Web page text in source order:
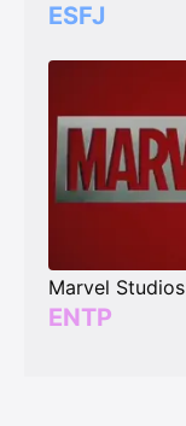
ESFJ
Marvel Studios
ENTP